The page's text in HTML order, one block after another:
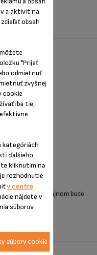
MINI ME OD
ČIERNA
s moderným dizajnom bude
štýlu.
a aktivít na
obsah
"Prijať
odmietnuť
zvyšnej
cookie
iba tie,
kategóriách
ďalšieho
kliknutím na
rozhodnutie
v centre
nájdete v
súborov
súbory cookie